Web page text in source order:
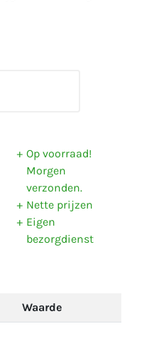
Op voorraad!
Morgen
verzonden.
Nette prijzen
Eigen
bezorgdienst
Waarde